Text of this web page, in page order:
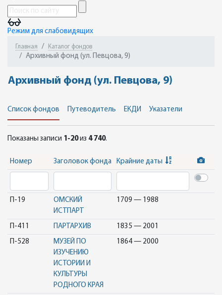
Режим для слабовидящих
Главная Каталог фондов
Архивный фонд (ул. Певцова, 9)
Архивный фонд (ул. Певцова, 9)
Список фондов Путеводитель ЕКДИ Указатели
Показаны записи 1-20из 4 740.
Номер Заголовок фонда Крайние даты
П-19
ОМСКИЙ
ИСТПАРТ
1709 — 1988
П-411 ПАРТАРХИВ 1835 — 2001
П-528
МУЗЕЙ ПО
ИЗУЧЕНИЮ
ИСТОРИИ И
КУЛЬТУРЫ
РОДНОГО КРАЯ
1864 — 2000